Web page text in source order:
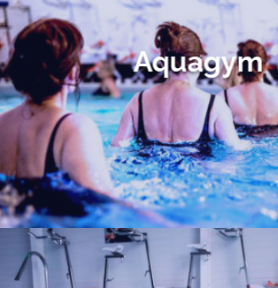
Aquagym